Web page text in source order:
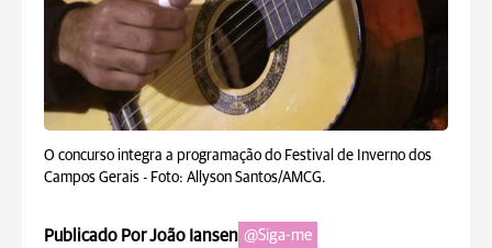
O concurso integra a programação do Festival de Inverno dos
Campos Gerais - Foto: Allyson Santos/AMCG.
Publicado Por João Iansen @Siga-me